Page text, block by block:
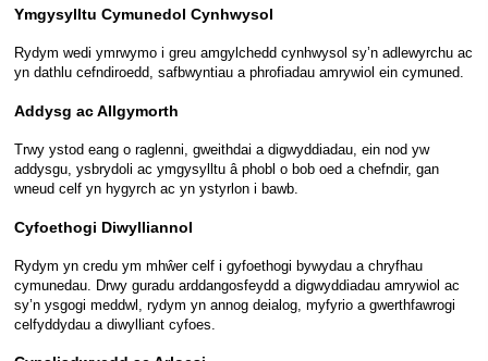
Ymgysylltu Cymunedol Cynhwysol
Rydym wedi ymrwymo i greu amgylchedd cynhwysol sy’n adlewyrchu ac
yn dathlu cefndiroedd, safbwyntiau a phrofiadau amrywiol ein cymuned.
Addysg ac Allgymorth
Trwy ystod eang o raglenni, gweithdai a digwyddiadau, ein nod yw
addysgu, ysbrydoli ac ymgysylltu â phobl o bob oed a chefndir, gan
wneud celf yn hygyrch ac yn ystyrlon i bawb.
Cyfoethogi Diwylliannol
Rydym yn credu ym mhŵer celf i gyfoethogi bywydau a chryfhau
cymunedau. Drwy guradu arddangosfeydd a digwyddiadau amrywiol ac
sy’n ysgogi meddwl, rydym yn annog deialog, myfyrio a gwerthfawrogi
celfyddydau a diwylliant cyfoes.